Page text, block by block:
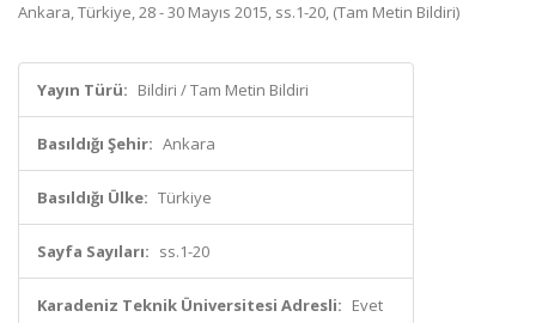
Ankara, Türkiye, 28 - 30 Mayıs 2015, ss.1-20, (Tam Metin Bildiri)
Yayın Türü: Bildiri / Tam Metin Bildiri
Basıldığı Şehir: Ankara
Basıldığı Ülke: Türkiye
Sayfa Sayıları: ss.1-20
Karadeniz Teknik Üniversitesi Adresli: Evet